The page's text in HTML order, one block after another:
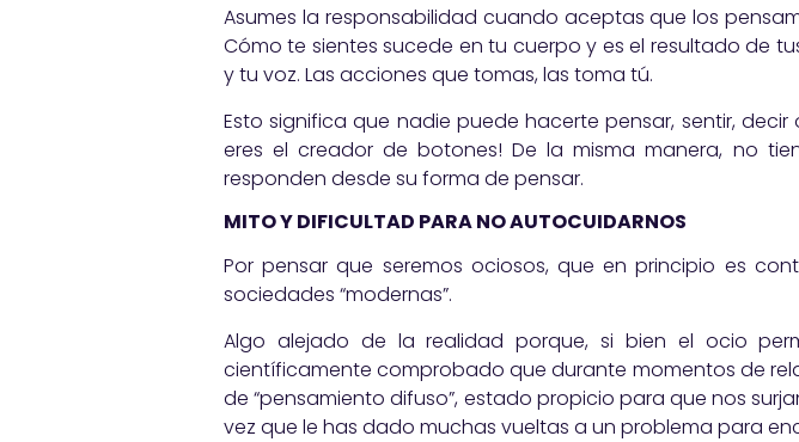
Asumes la responsabilidad cuando aceptas que los
Cómo te sientes sucede en tu cuerpo y es el resultado de
y tu voz. Las acciones que tomas, las toma tú.
Esto significa que nadie puede hacerte pensar, sentir,
eres el creador de botones! De la misma manera, no
responden desde su forma de pensar.
MITO Y DIFICULTAD PARA NO AUTOCUIDARNOS
Por pensar que seremos ociosos, que en principio es
sociedades “modernas”.
Algo alejado de la realidad porque, si bien el ocio
científicamente comprobado que durante momentos de
de “pensamiento difuso”, estado propicio para que nos
vez que le has dado muchas vueltas a un problema para